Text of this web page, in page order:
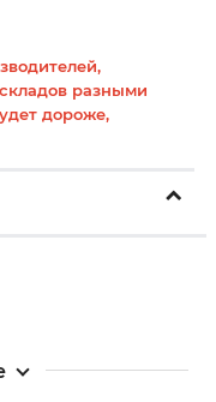
разными
дороже,